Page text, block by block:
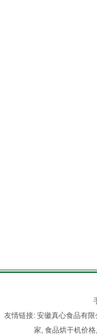
友情链接: 安徽真心食品有限
家, 食品烘干机价格,